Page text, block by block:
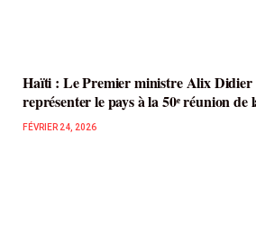
Haïti : Le Premier ministre Alix
représenter le pays à la 50ᵉ réunion
FÉVRIER 24, 2026